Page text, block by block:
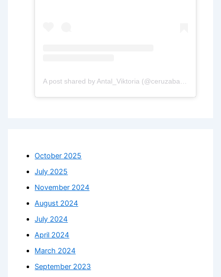
October 2025
July 2025
November 2024
August 2024
July 2024
April 2024
March 2024
September 2023